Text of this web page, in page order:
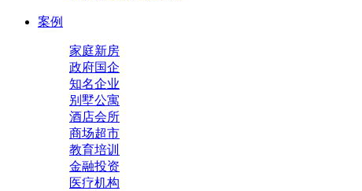
案例
家庭新房
政府国企
知名企业
别墅公寓
酒店会所
商场超市
教育培训
金融投资
医疗机构